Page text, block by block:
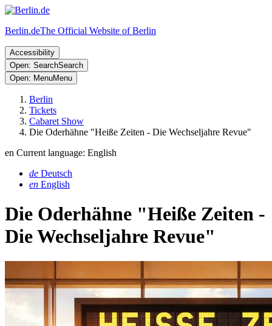
Berlin.deThe Official Website of Berlin
Accessibility
Open: SearchSearch
Open: MenuMenu
Berlin
Tickets
Cabaret Show
Die Oderhähne "Heiße Zeiten - Die Wechseljahre Revue"
en Current language: English
de Deutsch
en English
Die Oderhähne "Heiße Zeiten -
Die Wechseljahre Revue"